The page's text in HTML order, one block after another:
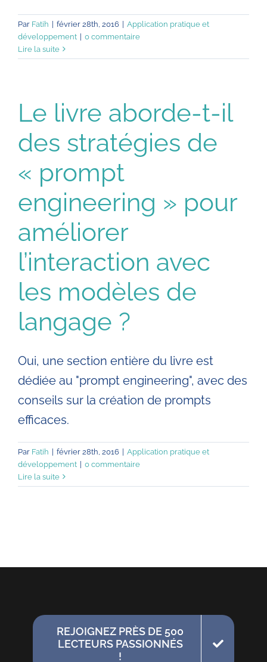
Par Fatih | février 28th, 2016 | Application pratique et
développement | 0 commentaire
Lire la suite
Le livre aborde-t-il
des stratégies de
« prompt
engineering » pour
améliorer
l’interaction avec
les modèles de
langage ?
Oui, une section entière du livre est
dédiée au "prompt engineering", avec des
conseils sur la création de prompts
efficaces.
Par Fatih | février 28th, 2016 | Application pratique et
développement | 0 commentaire
Lire la suite
REJOIGNEZ PRÈS DE 500
LECTEURS PASSIONNÉS
!